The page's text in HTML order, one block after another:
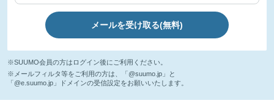
メールを受け取る(無料)
※SUUMO会員の方はログイン後にご利用ください。
※メールフィルタ等をご利用の方は、「@suumo.jp」と
「@e.suumo.jp」ドメインの受信設定をお願いいたします。